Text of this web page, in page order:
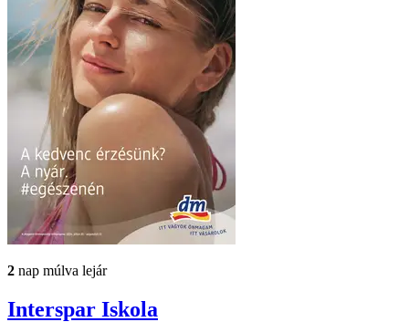
2 nap múlva lejár
Interspar Iskola